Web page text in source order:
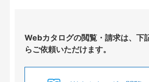
Webカタログの閲覧・請求は、下
らご依頼いただけます。